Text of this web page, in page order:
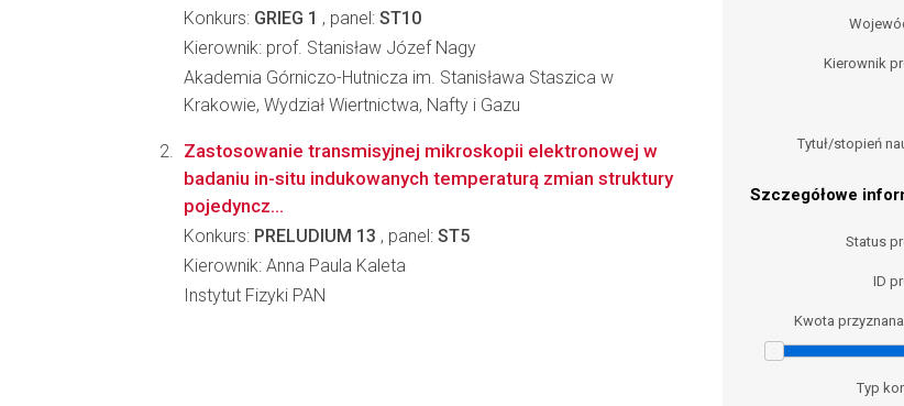
Kierownik
Tytuł/stopień
Szczegółowe
Status
ID
Kwota
Typ
Konkurs: GRIEG 1 , panel: ST10
Kierownik: prof. Stanisław Józef Nagy
Akademia Górniczo-Hutnicza im. Stanisława Staszica w
Krakowie, Wydział Wiertnictwa, Nafty i Gazu
Zastosowanie transmisyjnej mikroskopii elektronowej w
badaniu in-situ indukowanych temperaturą zmian struktury
pojedyncz...
Konkurs: PRELUDIUM 13 , panel: ST5
Kierownik: Anna Paula Kaleta
Instytut Fizyki PAN